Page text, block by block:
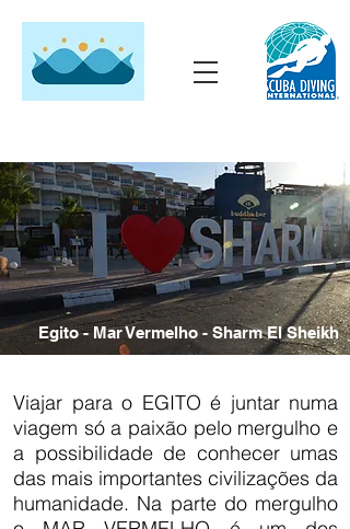
Egito - Mar Vermelho - Sharm El Sheikh
Viajar para o EGITO é juntar numa
viagem só a paixão pelo mergulho e
a possibilidade de conhecer umas
das mais importantes civilizações da
humanidade. Na parte do mergulho